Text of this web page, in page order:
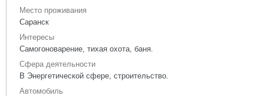
Место проживания
Саранск
Интересы
Самогоноварение, тихая охота, баня.
Сфера деятельности
В Энергетической сфере, строительство.
Автомобиль